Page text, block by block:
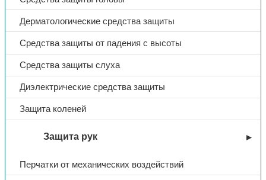
Дерматологические средства защиты
Средства защиты от падения с высоты
Средства защиты слуха
Диэлектрические средства защиты
Защита коленей
Защита рук
Перчатки от механических воздействий